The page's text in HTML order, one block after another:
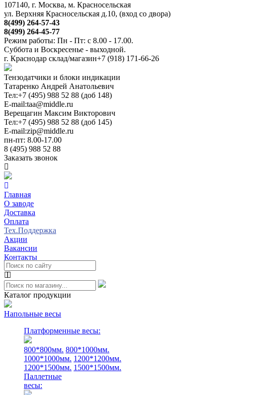
107140, г. Москва, м. Красносельская
ул. Верхняя Красносельская д.10, (вход со двора)
8(499) 264-57-43
8(499) 264-45-77
Режим работы: Пн - Пт: с 8.00 - 17.00.
Суббота и Воскресенье - выходной.
г. Краснодар склад/магазин+7 (918) 171-66-26
Тензодатчики и блоки индикации
Татаренко Андрей Анатольевич
Тел:+7 (495) 988 52 88 (доб 148)
E-mail:taa@middle.ru
Верещагин Максим Викторович
Тел:+7 (495) 988 52 88 (доб 145)
E-mail:zip@middle.ru
пн-пт: 8.00-17.00
8 (495) 988 52 88
Заказать звонок
Главная
О заводе
Доставка
Оплата
Тех.Поддержка
Акции
Вакансии
Контакты
Каталог продукции
Напольные весы
Платформенные весы:
800*800мм. 800*1000мм.
1000*1000мм. 1200*1200мм.
1200*1500мм. 1500*1500мм.
Паллетные
весы: